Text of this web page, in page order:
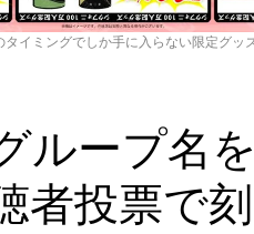
イミングでしか手に入らない限定グッ
ループ名
者投票で